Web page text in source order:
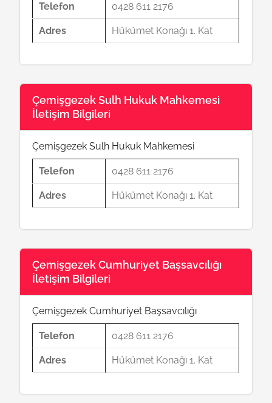
Telefon 0428 611 2176
Adres Hükümet Konağı 1. Kat
Çemişgezek Sulh Hukuk Mahkemesi
İletişim Bilgileri
Çemişgezek Sulh Hukuk Mahkemesi
Telefon 0428 611 2176
Adres Hükümet Konağı 1. Kat
Çemişgezek Cumhuriyet Başsavcılığı
İletişim Bilgileri
Çemişgezek Cumhuriyet Başsavcılığı
Telefon 0428 611 2176
Adres Hükümet Konağı 1. Kat